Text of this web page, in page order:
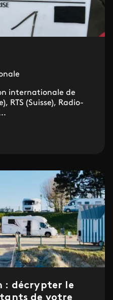
internationale de
RTS (Suisse), Radio-
: décrypter le